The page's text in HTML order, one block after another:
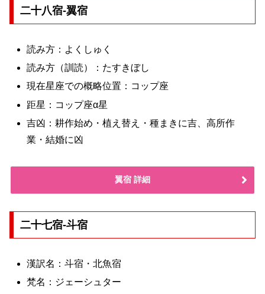
二十八宿-翼宿
読み方：よくしゅく
読み方（訓読）：たすきぼし
現在星座での概略位置：コップ座
距星：コップ座α星
吉凶：耕作始め・植え替え・種まきに吉、高所作
業・結婚に凶
翼宿 詳細
二十七宿-斗宿
漢訳名：斗宿・北魚宿
梵名：ジェーシュター